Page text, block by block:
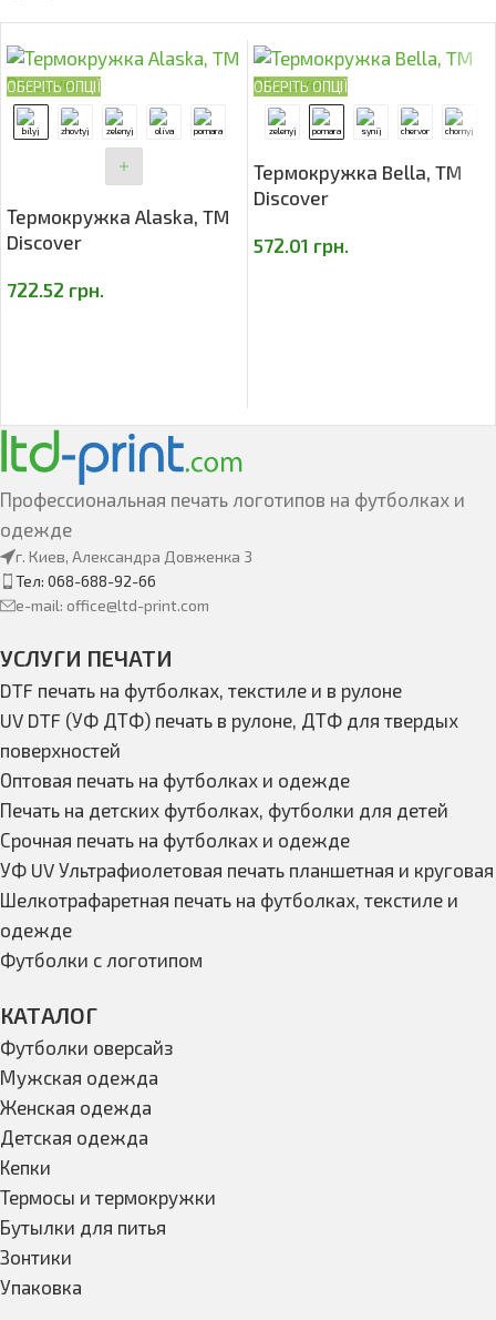
ОБЕРІТЬ ОПЦІЇ
Термокружка Alaska, TM
Discover
722.52 грн.
ОБЕРІТЬ ОПЦІЇ
Термокружка Bella, TM
Discover
572.01 грн.
Профессиональная печать логотипов на футболках и
одежде
г. Киев, Александра Довженка 3
Тел: 068-688-92-66
e-mail: office@ltd-print.com
УСЛУГИ ПЕЧАТИ
DTF печать на футболках, текстиле и в рулоне
UV DTF (УФ ДТФ) печать в рулоне, ДТФ для твердых
поверхностей
Оптовая печать на футболках и одежде
Печать на детских футболках, футболки для детей
Срочная печать на футболках и одежде
УФ UV Ультрафиолетовая печать планшетная и круговая
Шелкотрафаретная печать на футболках, текстиле и
одежде
Футболки с логотипом
КАТАЛОГ
Футболки оверсайз
Мужская одежда
Женская одежда
Детская одежда
Кепки
Термосы и термокружки
Бутылки для питья
Зонтики
Упаковка